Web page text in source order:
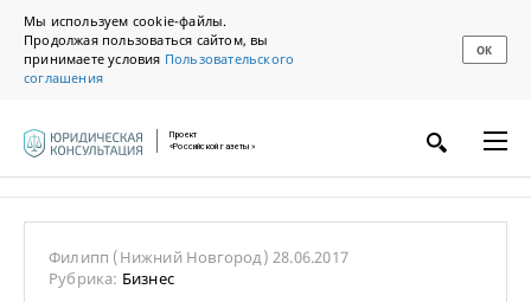
Мы используем cookie-файлы.
Продолжая пользоваться сайтом, вы
принимаете условия Пользовательского
соглашения
ОК
Проект
«Российской газеты»
Филипп (Нижний Новгород)28.06.2017
Рубрика: Бизнес